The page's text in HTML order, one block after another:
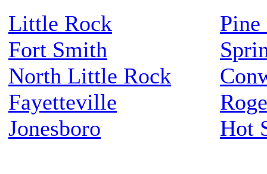
Little Rock
Fort Smith
North Little Rock
Fayetteville
Jonesboro
Hot